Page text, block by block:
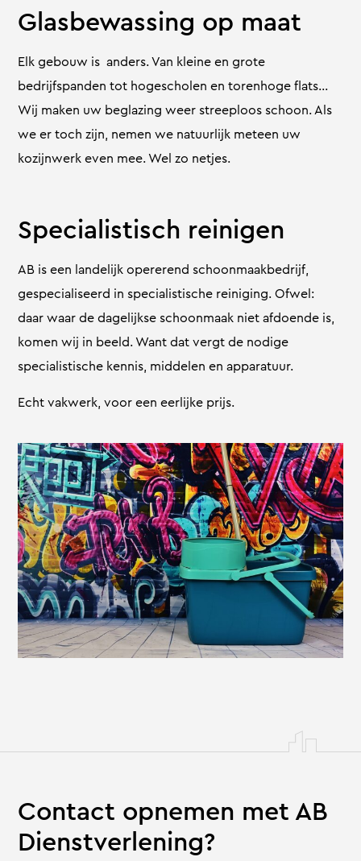
Glasbewassing op maat
Elk gebouw is anders. Van kleine en grote
bedrijfspanden tot hogescholen en torenhoge flats…
Wij maken uw beglazing weer streeploos schoon. Als
we er toch zijn, nemen we natuurlijk meteen uw
kozijnwerk even mee. Wel zo netjes.
Specialistisch reinigen
AB is een landelijk opererend schoonmaakbedrijf,
gespecialiseerd in specialistische reiniging. Ofwel:
daar waar de dagelijkse schoonmaak niet afdoende is,
komen wij in beeld. Want dat vergt de nodige
specialistische kennis, middelen en apparatuur.
Echt vakwerk, voor een eerlijke prijs.
Contact opnemen met AB
Dienstverlening?